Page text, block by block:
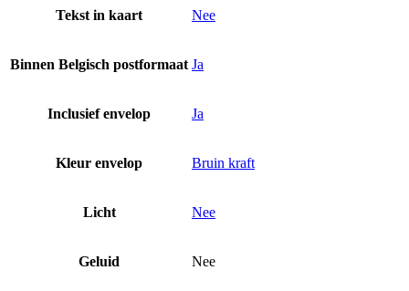
Tekst in kaart Nee
Binnen Belgisch postformaat Ja
Inclusief envelop Ja
Kleur envelop Bruin kraft
Licht Nee
Geluid Nee